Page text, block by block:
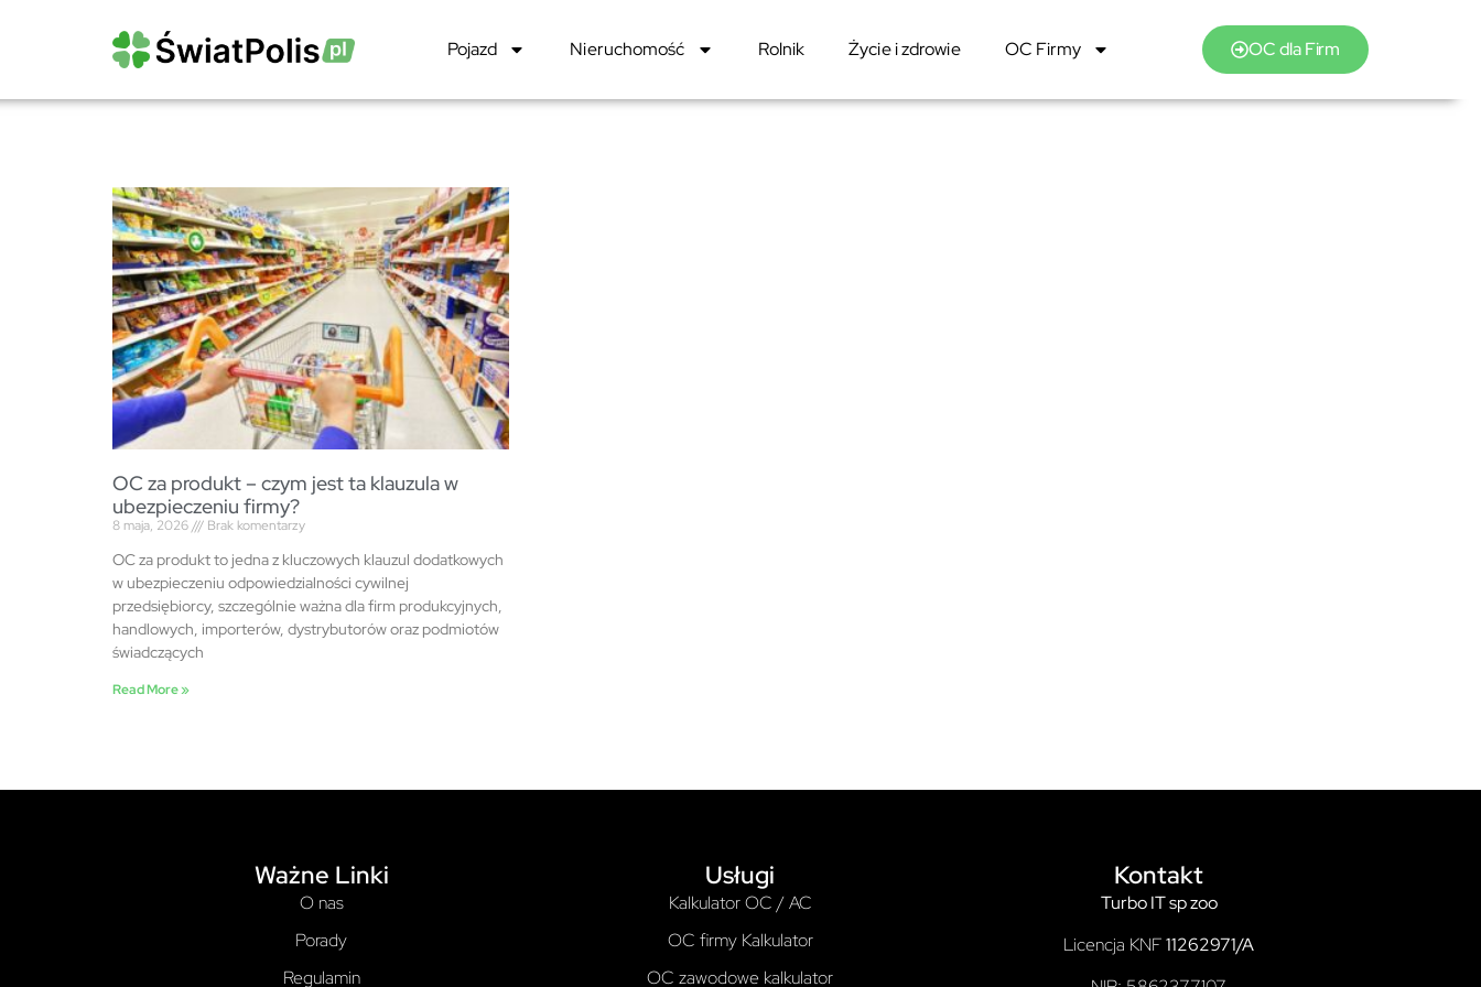
Pojazd Nieruchomość Rolnik Życie i zdrowie OC Firmy OC dla Firm
OC za produkt – czym jest ta klauzula w
ubezpieczeniu firmy?
8 maja, 2026 Brak komentarzy
OC za produkt to jedna z kluczowych klauzul dodatkowych
w ubezpieczeniu odpowiedzialności cywilnej
przedsiębiorcy, szczególnie ważna dla firm produkcyjnych,
handlowych, importerów, dystrybutorów oraz podmiotów
świadczących
Read More »
Ważne Linki
O nas
Porady
Regulamin
Usługi
Kalkulator OC / AC
OC firmy Kalkulator
OC zawodowe kalkulator
Kontakt
Turbo IT sp zoo
Licencja KNF11262971/A